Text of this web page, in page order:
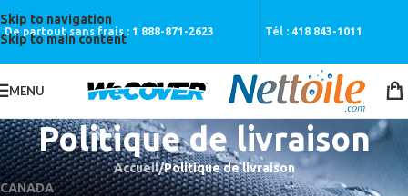
Skip to navigation
Skip to main content
De partout sans frais : 1 888-871-2623 Tél : 418 843-1011
MENU
Politique de livraison
Accueil/Politique de livraison
CANADA